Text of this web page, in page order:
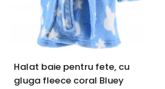
Halat baie pentru fete, cu
gluga fleece coral Bluey